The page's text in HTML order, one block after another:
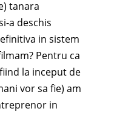
tanara
a deschis
in sistem
Pentru ca
la inceput de
vor sa fie) am
in